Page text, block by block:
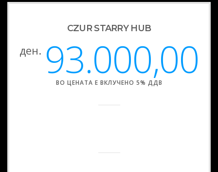
CZUR STARRY HUB
ден. 93.000,00
ВО ЦЕНАТА Е ВКЛУЧЕНО 5% ДДВ